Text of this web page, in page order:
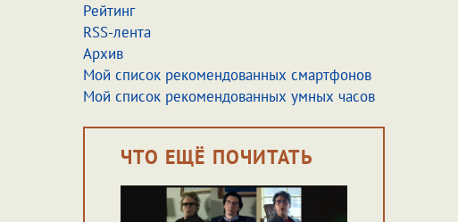
Рейтинг
RSS-лента
Архив
Мой список рекомендованных смартфонов
Мой список рекомендованных умных часов
ЧТО ЕЩЁ ПОЧИТАТЬ